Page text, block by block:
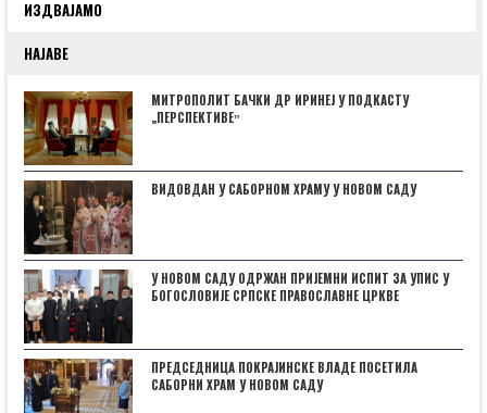
ИЗДВАЈАМО
НАЈАВЕ
МИТРОПОЛИТ БАЧКИ ДР ИРИНЕЈ У ПОДКАСТУ
„ПЕРСПЕКТИВЕˮ
ВИДОВДАН У САБОРНОМ ХРАМУ У НОВОМ САДУ
У НОВОМ САДУ ОДРЖАН ПРИЈЕМНИ ИСПИТ ЗА УПИС У
БОГОСЛОВИЈЕ СРПСКЕ ПРАВОСЛАВНЕ ЦРКВЕ
ПРЕДСЕДНИЦА ПОКРАЈИНСКЕ ВЛАДЕ ПОСЕТИЛА
САБОРНИ ХРАМ У НОВОМ САДУ